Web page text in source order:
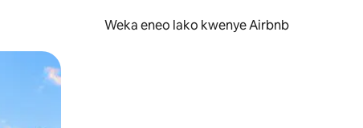
Weka eneo lako kwenye Airbnb